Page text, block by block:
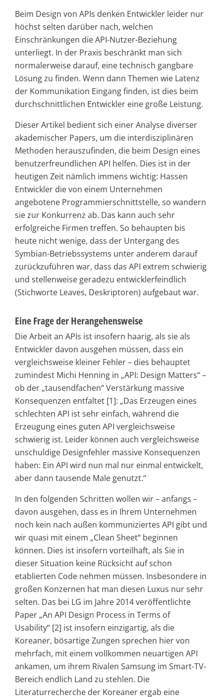
Beim Design von APIs denken Entwickler leider nur
höchst selten darüber nach, welchen
Einschränkungen die API-Nutzer-Beziehung
unterliegt. In der Praxis beschränkt man sich
normalerweise darauf, eine technisch gangbare
Lösung zu finden. Wenn dann Themen wie Latenz
der Kommunikation Eingang finden, ist dies beim
durchschnittlichen Entwickler eine große Leistung.
Dieser Artikel bedient sich einer Analyse diverser
akademischer Papers, um die interdisziplinären
Methoden herauszufinden, die beim Design eines
benutzerfreundlichen API helfen. Dies ist in der
heutigen Zeit nämlich immens wichtig: Hassen
Entwickler die von einem Unternehmen
angebotene Programmierschnittstelle, so wandern
sie zur Konkurrenz ab. Das kann auch sehr
erfolgreiche Firmen treffen. So behaupten bis
heute nicht wenige, dass der Untergang des
Symbian-Betriebssystems unter anderem darauf
zurückzuführen war, dass das API extrem schwierig
und stellenweise geradezu entwicklerfeindlich
(Stichworte Leaves, Deskriptoren) aufgebaut war.
Eine Frage der Herangehensweise
Die Arbeit an APIs ist insofern haarig, als sie als
Entwickler davon ausgehen müssen, dass ein
vergleichsweise kleiner Fehler – dies behauptet
zumindest Michi Henning in „API: Design Matters“ –
ob der „tausendfachen“ Verstärkung massive
Konsequenzen entfaltet [1]: „Das Erzeugen eines
schlechten API ist sehr einfach, während die
Erzeugung eines guten API vergleichsweise
schwierig ist. Leider können auch vergleichsweise
unschuldige Designfehler massive Konsequenzen
haben: Ein API wird nun mal nur einmal entwickelt,
aber dann tausende Male genutzt.“
In den folgenden Schritten wollen wir – anfangs –
davon ausgehen, dass es in Ihrem Unternehmen
noch kein nach außen kommuniziertes API gibt und
wir quasi mit einem „Clean Sheet“ beginnen
können. Dies ist insofern vorteilhaft, als Sie in
dieser Situation keine Rücksicht auf schon
etablierten Code nehmen müssen. Insbesondere in
großen Konzernen hat man diesen Luxus nur sehr
selten. Das bei LG im Jahre 2014 veröffentlichte
Paper „An API Design Process in Terms of
Usability“ [2] ist insofern einzigartig, als die
Koreaner, bösartige Zungen sprechen hier von
mehrfach, mit einem vollkommen neuartigen API
ankamen, um ihrem Rivalen Samsung im Smart-TV-
Bereich endlich Land zu stehlen. Die
Literaturrecherche der Koreaner ergab eine